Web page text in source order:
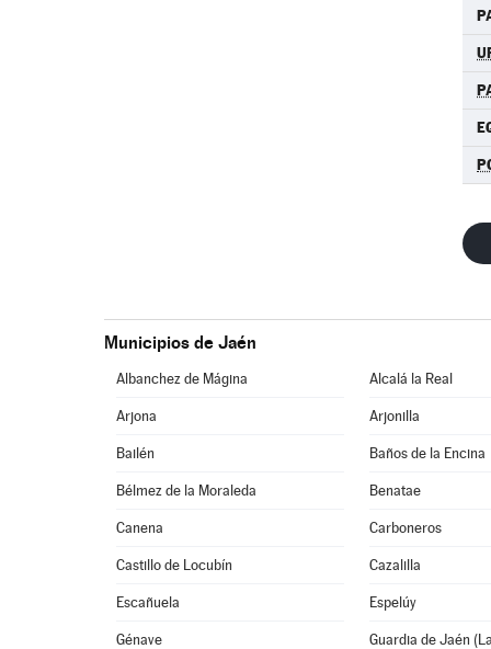
Municipios de Jaén
Albanchez de Mágina Alcalá la Real
Arjona Arjonilla
Bailén Baños de la Encina
Bélmez de la Moraleda Benatae
Canena Carboneros
Castillo de Locubín Cazalilla
Escañuela Espelúy
Génave Guardia de Jaén